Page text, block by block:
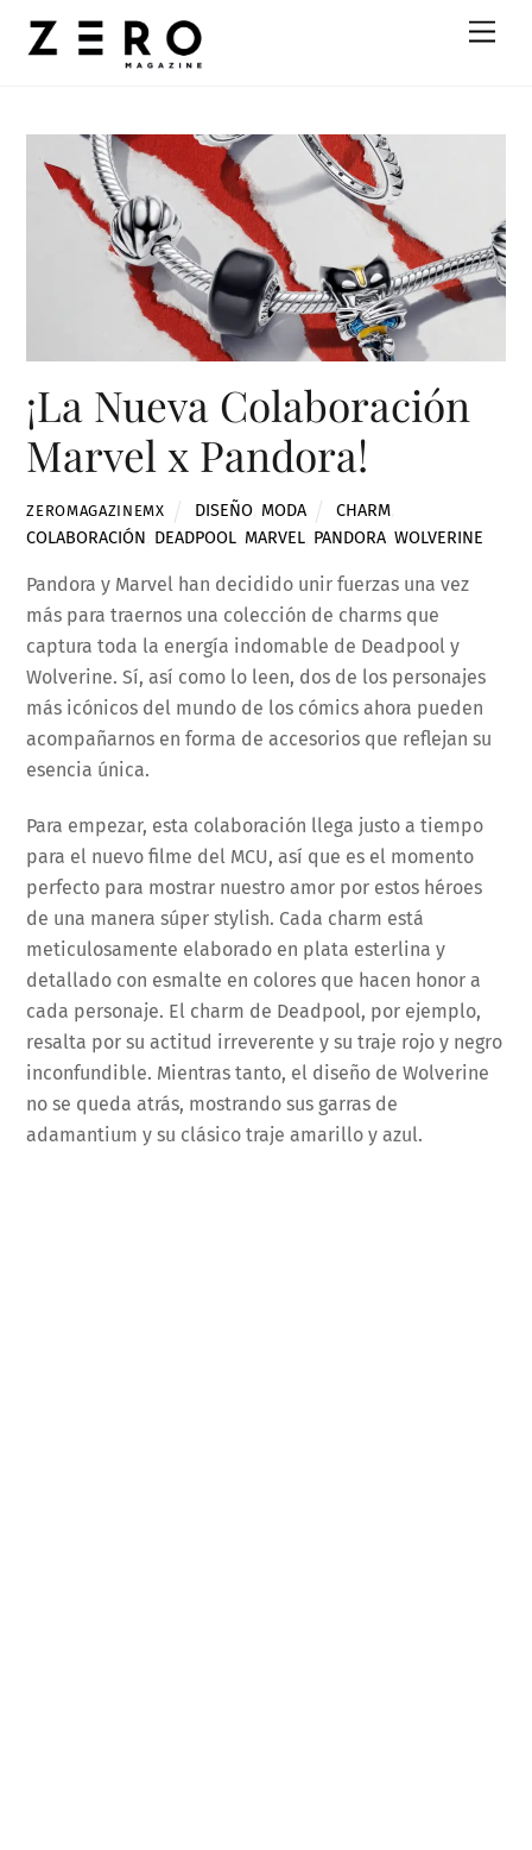
¡La Nueva Colaboración
Marvel x Pandora!
ZEROMAGAZINEMX DISEÑO, MODA CHARM
COLABORACIÓN DEADPOOL MARVEL PANDORA ,WOLVERINE
Pandora y Marvel han decidido unir fuerzas una vez
más para traernos una colección de charms que
captura toda la energía indomable de Deadpool y
Wolverine. Sí, así como lo leen, dos de los personajes
más icónicos del mundo de los cómics ahora pueden
acompañarnos en forma de accesorios que reflejan su
esencia única.
Para empezar, esta colaboración llega justo a tiempo
para el nuevo filme del MCU, así que es el momento
perfecto para mostrar nuestro amor por estos héroes
de una manera súper stylish. Cada charm está
meticulosamente elaborado en plata esterlina y
detallado con esmalte en colores que hacen honor a
cada personaje. El charm de Deadpool, por ejemplo,
resalta por su actitud irreverente y su traje rojo y negro
inconfundible. Mientras tanto, el diseño de Wolverine
no se queda atrás, mostrando sus garras de
adamantium y su clásico traje amarillo y azul.